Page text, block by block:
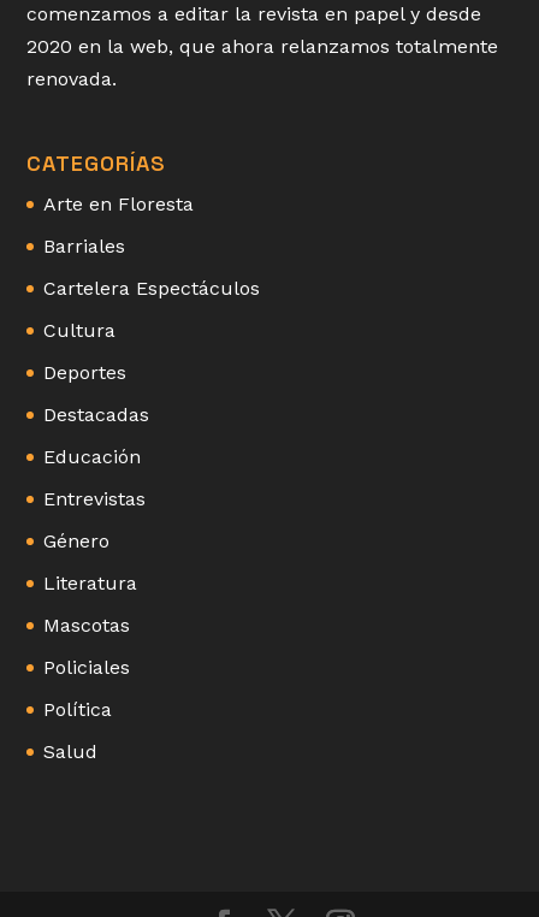
comenzamos a editar la revista en papel y desde
2020 en la web, que ahora relanzamos totalmente
renovada.
CATEGORÍAS
Arte en Floresta
Barriales
Cartelera Espectáculos
Cultura
Deportes
Destacadas
Educación
Entrevistas
Género
Literatura
Mascotas
Policiales
Política
Salud